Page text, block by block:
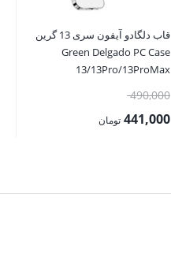
قاب دلگادو آیفون سری 13 گرین
Green Delgado PC Case
13/13Pro/13ProMax
490,000قیمت
اصلی:441,000 تومان